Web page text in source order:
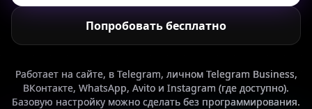
Попробовать бесплатно
Работает на сайте, в Telegram, личном Telegram Business,
ВКонтакте, WhatsApp, Avito и Instagram (где доступно).
Базовую настройку можно сделать без программирования.